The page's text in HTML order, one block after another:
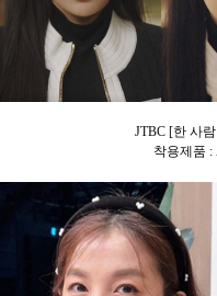
JTBC [한 사
착용제품 :